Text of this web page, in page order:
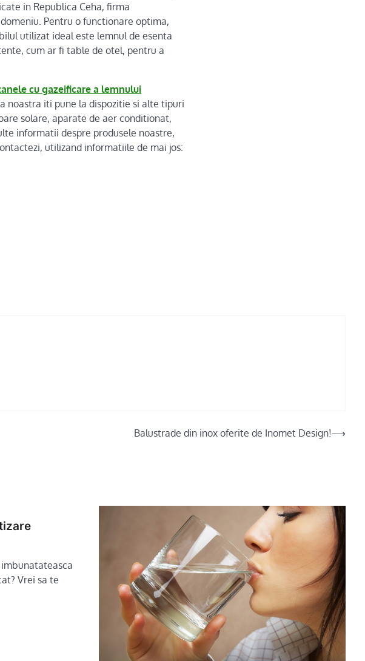
in Republica Ceha, firma
Pentru o functionare optima,
utilizat ideal este lemnul de esenta
cum ar fi table de otel, pentru a
cu gazeificare a lemnului
noastra iti pune la dispozitie si alte tipuri
solare, aparate de aer conditionat,
informatii despre produsele noastre,
utilizand informatiile de mai jos:
Balustrade din inox oferite de Inomet Design!⟶
Vrei sa te